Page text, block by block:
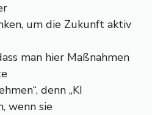
um die Zukunft aktiv
man hier Maßnahmen
denn „KI
wenn sie